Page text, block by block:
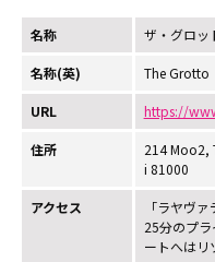
名称 ザ・グロッ
名称(英) The Grotto
URL https://
住所
214 Moo2,
i 81000
アクセス
「ラヤヴ
25分のプ
ートへはリ